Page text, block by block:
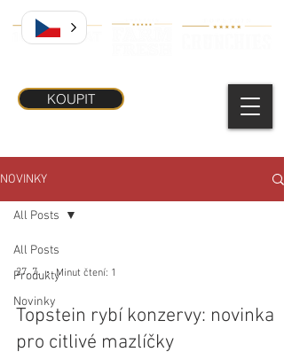
KOUPIT
NOVINKY
All Posts
Produkty
Novinky
All Posts
27. 7. Minut čtení: 1
Topstein rybí konzervy: novinka
pro citlivé mazlíčky